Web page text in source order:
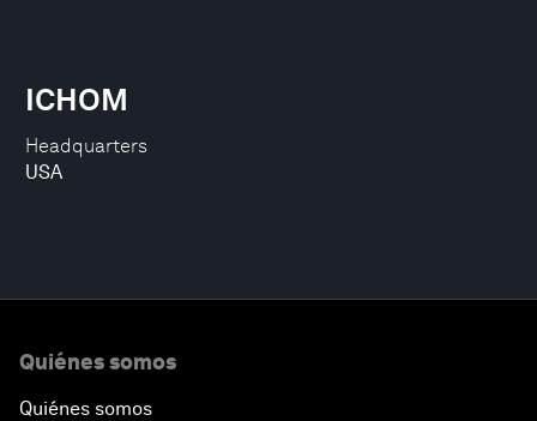
Headquarters
USA
ICHOM
Quiénes somos
Quiénes somos